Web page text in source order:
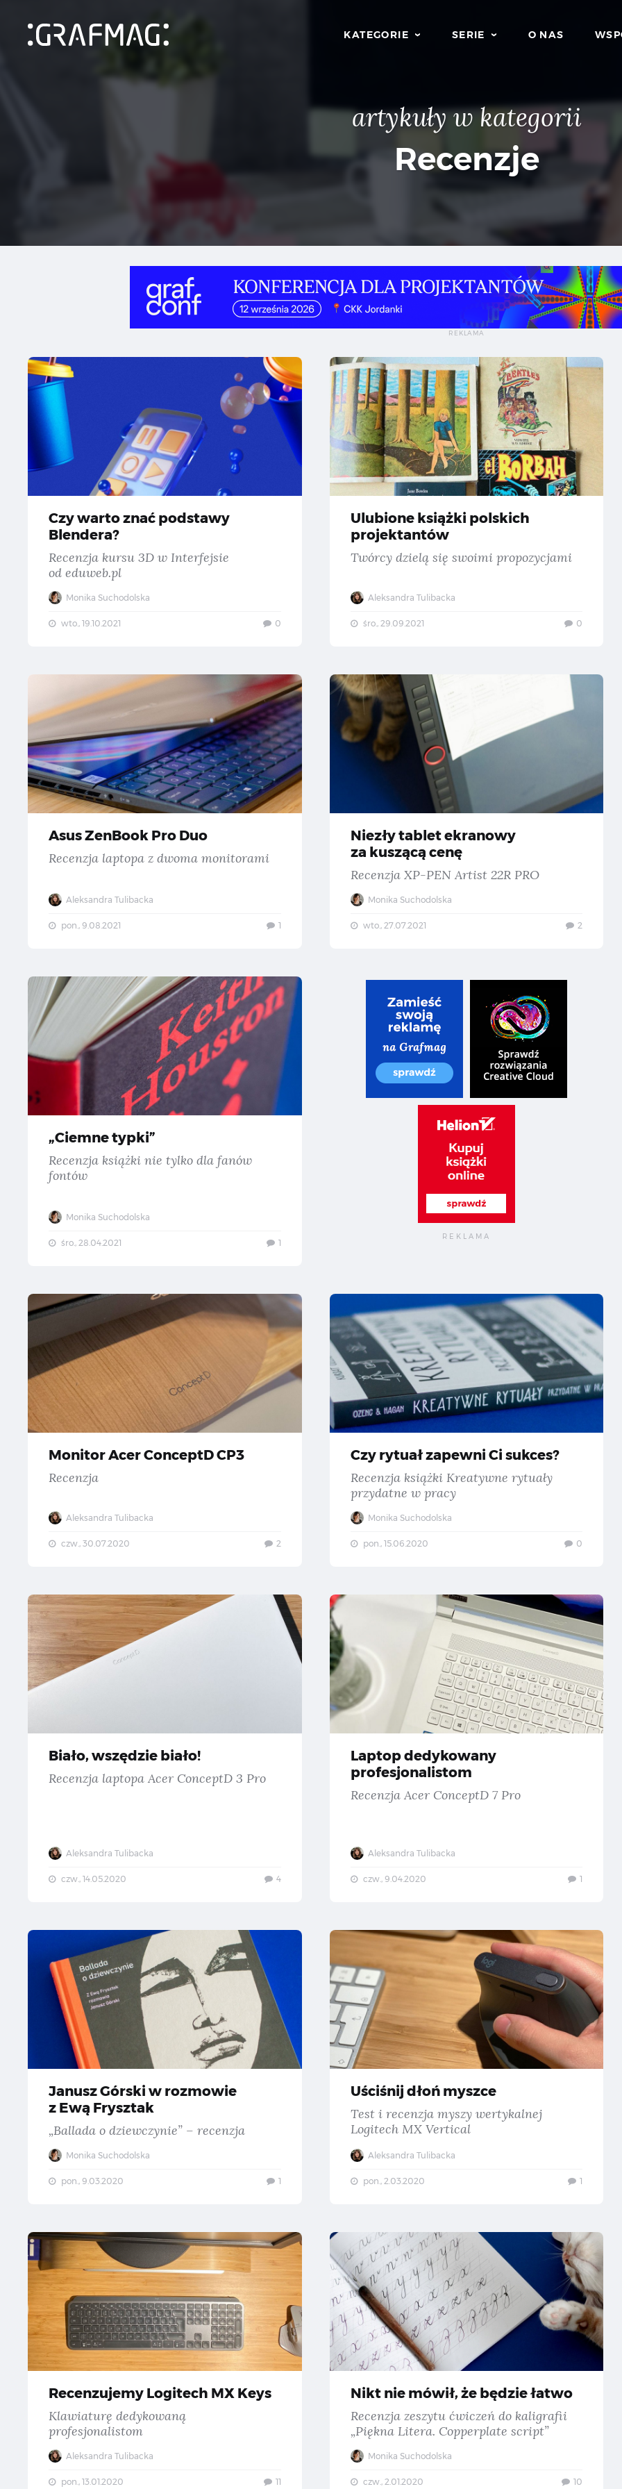
KATEGORIE SERIE O NAS
artykuły w kategorii
Recenzje
Czy warto znać podstawy Blendera? — Recenzja kursu 3D w Interfejsie od eduweb.pl
Czy warto znać podstawy
Blendera?
Recenzja kursu 3D w Interfejsie
od eduweb.pl
Monika Suchodolska
wto., 19.10.2021 0
Ulubione książki polskich
projektantów
Twórcy dzielą się swoimi propozycjami
Aleksandra Tulibacka
śro., 29.09.2021 0
Asus ZenBook Pro Duo — Recenzja laptopa z dwoma monitorami
Asus ZenBook Pro Duo
Recenzja laptopa z dwoma monitorami
Aleksandra Tulibacka
pon., 9.08.2021 1
Niezły tablet ekranowy
za kuszącą cenę
Recenzja XP-PEN Artist 22R PRO
Monika Suchodolska
wto., 27.07.2021 2
„Ciemne typki” — Recenzja książki nie tylko dla fanów fontów
„Ciemne typki”
Recenzja książki nie tylko dla fanów
fontów
Monika Suchodolska
śro., 28.04.2021 1
Monitor Acer ConceptD CP3 — Recenzja
Monitor Acer ConceptD CP3
Recenzja
Aleksandra Tulibacka
czw., 30.07.2020 2
Czy
Czy rytuał zapewni Ci sukces?
Recenzja książki Kreatywne rytuały
przydatne w pracy
Monika Suchodolska
pon., 15.06.2020 0
Biało, wszędzie biało! — Recenzja laptopa Acer ConceptD 3 Pro
Biało, wszędzie biało!
Recenzja laptopa Acer ConceptD 3 Pro
Aleksandra Tulibacka
czw., 14.05.2020 4
Laptop dedykowany
profesjonalistom
Recenzja Acer ConceptD 7 Pro
Aleksandra Tulibacka
czw., 9.04.2020 1
Janusz Górski w rozmowie z Ewą Frysztak — „Ballada o dziewczynie” – recenzja
Janusz Górski w rozmowie
z Ewą Frysztak
„Ballada o dziewczynie” – recenzja
Monika Suchodolska
pon., 9.03.2020 1
Uściśnij dłoń myszce
Test i recenzja myszy wertykalnej
Logitech MX Vertical
Aleksandra Tulibacka
pon., 2.03.2020 1
Recenzujemy Logitech MX Keys — Klawiaturę dedykowaną profesjonalistom
Recenzujemy Logitech MX Keys
Klawiaturę dedykowaną
profesjonalistom
Aleksandra Tulibacka
pon., 13.01.2020 11
Nikt
Nikt nie mówił, że będzie łatwo
Recenzja zeszytu ćwiczeń do kaligrafii
„Piękna Litera. Copperplate script”
Monika Suchodolska
czw., 2.01.2020 10